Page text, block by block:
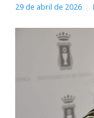
29 de abril de 2026